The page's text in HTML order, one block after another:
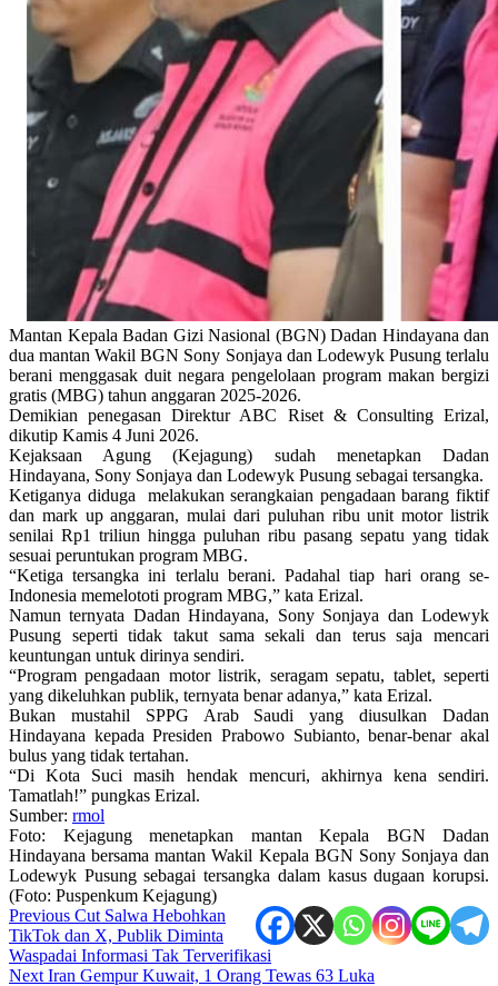
Mantan Kepala Badan Gizi Nasional (BGN) Dadan Hindayana dan
dua mantan Wakil BGN Sony Sonjaya dan Lodewyk Pusung terlalu
berani menggasak duit negara pengelolaan program makan bergizi
gratis (MBG) tahun anggaran 2025-2026.
Demikian penegasan Direktur ABC Riset & Consulting Erizal,
dikutip Kamis 4 Juni 2026.
Kejaksaan Agung (Kejagung) sudah menetapkan Dadan
Hindayana, Sony Sonjaya dan Lodewyk Pusung sebagai tersangka.
Ketiganya diduga melakukan serangkaian pengadaan barang fiktif
dan mark up anggaran, mulai dari puluhan ribu unit motor listrik
senilai Rp1 triliun hingga puluhan ribu pasang sepatu yang tidak
sesuai peruntukan program MBG.
“Ketiga tersangka ini terlalu berani. Padahal tiap hari orang se-
Indonesia memelototi program MBG,” kata Erizal.
Namun ternyata Dadan Hindayana, Sony Sonjaya dan Lodewyk
Pusung seperti tidak takut sama sekali dan terus saja mencari
keuntungan untuk dirinya sendiri.
“Program pengadaan motor listrik, seragam sepatu, tablet, seperti
yang dikeluhkan publik, ternyata benar adanya,” kata Erizal.
Bukan mustahil SPPG Arab Saudi yang diusulkan Dadan
Hindayana kepada Presiden Prabowo Subianto, benar-benar akal
bulus yang tidak tertahan.
“Di Kota Suci masih hendak mencuri, akhirnya kena sendiri.
Tamatlah!” pungkas Erizal.
Sumber: rmol
Foto: Kejagung menetapkan mantan Kepala BGN Dadan
Hindayana bersama mantan Wakil Kepala BGN Sony Sonjaya dan
Lodewyk Pusung sebagai tersangka dalam kasus dugaan korupsi.
(Foto: Puspenkum Kejagung)
Post
navigation
Previous Cut Salwa Hebohkan
TikTok dan X, Publik Diminta
Waspadai Informasi Tak Terverifikasi
Next Iran Gempur Kuwait, 1 Orang Tewas 63 Luka